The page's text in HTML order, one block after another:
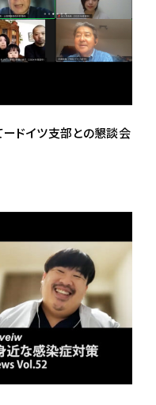
ドイツ支部との懇談会